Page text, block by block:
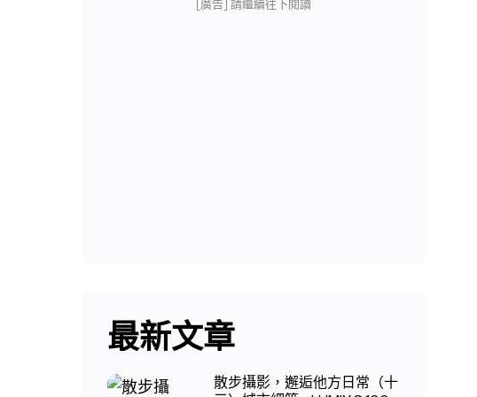
[廣告] 請繼續往下閱讀
最新文章
散步攝影，邂逅他方日常（十